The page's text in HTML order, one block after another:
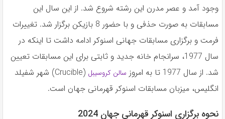
وجود آمد و عصر مدرن این رشته شروع شد. از این سال این
مسابقات به صورت حذفی و با حضور 8 بازیکن برگزار شد. تغییرات
فرمت و برگزاری مسابقات جهانی اسنوکر ادامه داشت تا اینکه در
سال 1977، سرانجام خانه جدید و ثابتی برای این مسابقات تعیین
شد. از سال 1977 تا به امروز
سالن کروسیبل
(Crucible) شهر شفیلد
انگلیس، میزبان مسابقات اسنوکر قهرمانی جهان است.
نحوه برگزاری اسنوکر قهرمانی جهان 2024